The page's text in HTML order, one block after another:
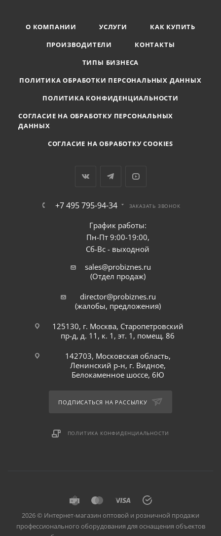
О КОМПАНИИ УСЛУГИ
КАК КУПИТЬ
ПРОИЗВОДИТЕЛИ
КОНТАКТЫ
ТИПЫ БИЗНЕСА
ПОЛИТИКА ОБРАБОТКИ ПЕРСОНАЛЬНЫХ ДАННЫХ
ПОЛИТИКА КОНФИДЕНЦИАЛЬНОСТИ
СОГЛАСИЕ НА ОБРАБОТКУ ПЕРСОНАЛЬНЫХ
ДАННЫХ
СОГЛАСИЕ НА ОБРАБОТКУ COOKIES
+7 495 795-94-34 ЗАКАЗАТЬ ЗВОНОК
График работы:
Пн-Пт 9:00-19:00,
Сб-Вс - выходной
sales@probiznes.ru
(Отдел продаж)
director@probiznes.ru
(жалобы, предложения)
125130, г. Москва, Старопетровский
пр-д, д. 11, к. 1, эт. 1, помещ. 86
142703, Московская область,
Ленинский р-н, г. Видное,
Белокаменное шоссе, 6Ю
ПОДПИСАТЬСЯ НА РАССЫЛКУ
ПОЛИТИКА КОНФИДЕНЦИАЛЬНОСТИ
2026 © Интернет-магазин оптовой и розничной продажи
профессионального оборудования для оснащения объектов